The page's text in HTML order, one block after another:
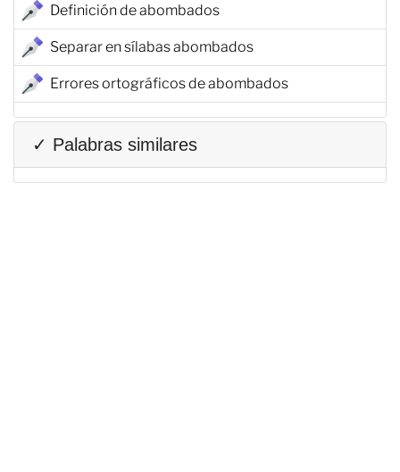
Definición de abombados
Separar en sílabas abombados
Errores ortográficos de abombados
✓ Palabras similares